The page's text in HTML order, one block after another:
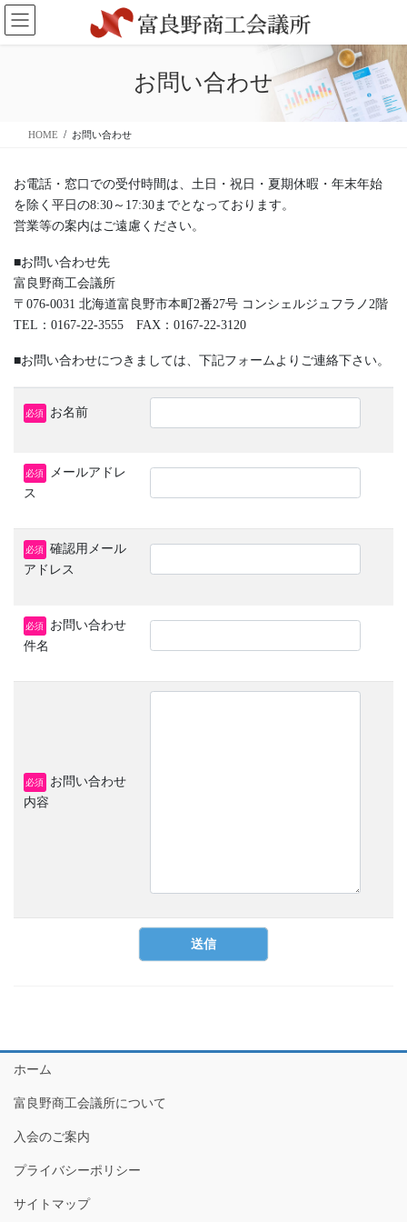
コ
ン
ナ
ビ
お問い合わせ
HOME お問い合わせ
お電話・窓口での受付時間は、土日・祝日・夏期休暇・年末年始
を除く平日の8:30～17:30までとなっております。
営業等の案内はご遠慮ください。
■お問い合わせ先
富良野商工会議所
〒076-0031 北海道富良野市本町2番27号 コンシェルジュフラノ2階
TEL：0167-22-3555 FAX：0167-22-3120
■お問い合わせにつきましては、下記フォームよりご連絡下さい。
必須 お名前
必須
メールアドレ
ス
必須
確認用メール
アドレス
必須
お問い合わせ
件名
必須
お問い合わせ
内容
ホーム
富良野商工会議所について
入会のご案内
プライバシーポリシー
サイトマップ